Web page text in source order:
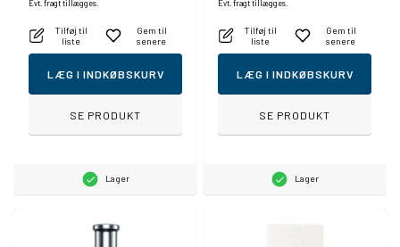
Evt. fragt tillægges.
Tilføj til
liste
Gem til
senere
LÆG I INDKØBSKURV
SE PRODUKT
Lager
Evt. fragt tillægges.
Tilføj til
liste
Gem til
senere
LÆG I INDKØBSKURV
SE PRODUKT
Lager